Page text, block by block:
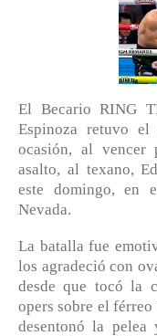
El Becario RING
Espinoza retuvo
ocasión, al vencer
asalto, al texano,
este domingo, en
Nevada.
La batalla fue
los agradeció con
desde que tocó la
opers sobre el
desentonó la pelea